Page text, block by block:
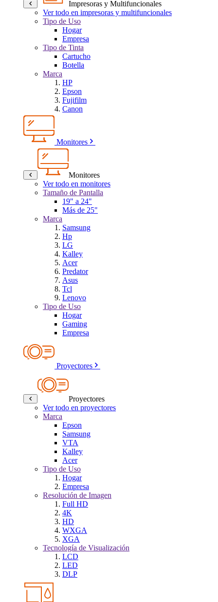
Impresoras y Multifuncionales
Ver todo en impresoras y multifuncionales
Tipo de Uso
Hogar
Empresa
Tipo de Tinta
Cartucho
Botella
Marca
HP
Epson
Fujifilm
Canon
Monitores
Monitores
Ver todo en monitores
Tamaño de Pantalla
19" a 24"
Más de 25"
Marca
Samsung
Hp
LG
Kalley
Acer
Predator
Asus
Tcl
Lenovo
Tipo de Uso
Hogar
Gaming
Empresa
Proyectores
Proyectores
Ver todo en proyectores
Marca
Epson
Samsung
VTA
Kalley
Acer
Tipo de Uso
Hogar
Empresa
Resolución de Imagen
Full HD
4K
HD
WXGA
XGA
Tecnología de Visualización
LCD
LED
DLP